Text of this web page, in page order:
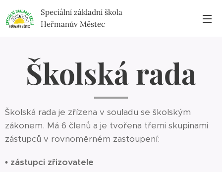
Speciální základní škola
Heřmanův Městec
Školská rada
Školská rada je zřízena v souladu se školským
zákonem. Má 6 členů a je tvořena třemi skupinami
zástupců v rovnoměrném zastoupení:
• zástupci zřizovatele